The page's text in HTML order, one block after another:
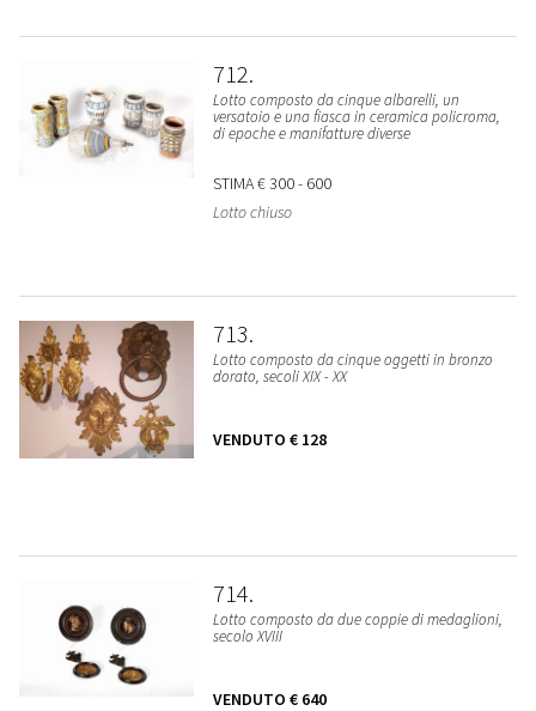
712
Lotto composto da cinque albarelli, un
versatoio e una fiasca in ceramica policroma,
di epoche e manifatture diverse
STIMA€ 300 - 600
Lotto chiuso
713
Lotto composto da cinque oggetti in bronzo
dorato, secoli XIX - XX
VENDUTO € 128
714
Lotto composto da due coppie di medaglioni,
secolo XVIII
VENDUTO € 640